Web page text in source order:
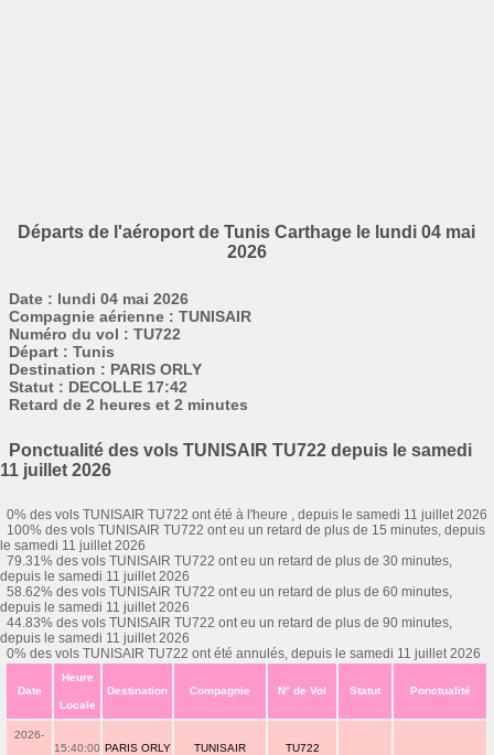
Départs de l'aéroport de Tunis Carthage le lundi 04 mai
2026
Date : lundi 04 mai 2026
Compagnie aérienne : TUNISAIR
Numéro du vol : TU722
Départ : Tunis
Destination : PARIS ORLY
Statut : DECOLLE 17:42
Retard de 2 heures et 2 minutes
Ponctualité des vols TUNISAIR TU722 depuis le samedi
11 juillet 2026
0% des vols TUNISAIR TU722 ont été à l'heure , depuis le samedi 11 juillet 2026
100% des vols TUNISAIR TU722 ont eu un retard de plus de 15 minutes, depuis
le samedi 11 juillet 2026
79.31% des vols TUNISAIR TU722 ont eu un retard de plus de 30 minutes,
depuis le samedi 11 juillet 2026
58.62% des vols TUNISAIR TU722 ont eu un retard de plus de 60 minutes,
depuis le samedi 11 juillet 2026
44.83% des vols TUNISAIR TU722 ont eu un retard de plus de 90 minutes,
depuis le samedi 11 juillet 2026
0% des vols TUNISAIR TU722 ont été annulés, depuis le samedi 11 juillet 2026
Date
Heure
Locale
Destination Compagnie N° de Vol Statut Ponctualité
2026-
15:40:00 PARIS ORLY TUNISAIR TU722